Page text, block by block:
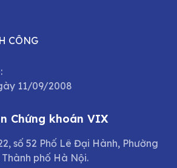
CÔNG
11/09/2008
Chứng khoán VIX
số 52 Phố Lê Đại Hành, Phường
phố Hà Nội.